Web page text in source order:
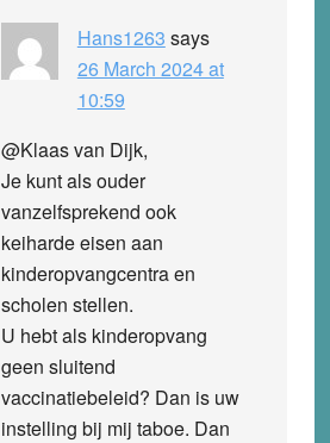
Hans1263 says
26 March 2024 at
10:59
@Klaas van Dijk,
Je kunt als ouder
vanzelfsprekend ook
keiharde eisen aan
kinderopvangcentra en
scholen stellen.
U hebt als kinderopvang
geen sluitend
vaccinatiebeleid? Dan is uw
instelling bij mij taboe. Dan